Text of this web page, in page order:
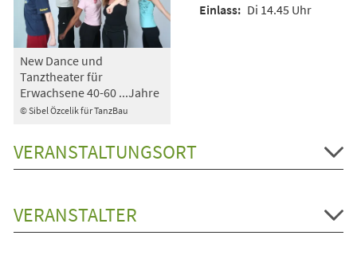
© Sibel Özcelik für TanzBau
New Dance und
Tanztheater für
Erwachsene 40-60 ...Jahre
Di 14.45 Uhr
VERANSTALTUNGSORT
VERANSTALTER